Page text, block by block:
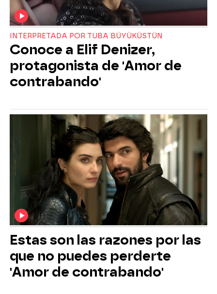
INTERPRETADA POR TUBA BÜYÜKÜSTÜN
Conoce a Elif Denizer,
protagonista de 'Amor de
contrabando'
Estas son las razones por las
que no puedes perderte
'Amor de contrabando'